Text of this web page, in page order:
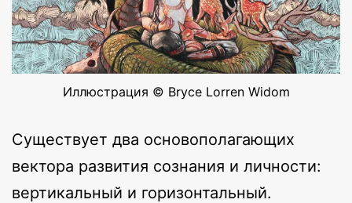
Иллюстрация © Bryce Lorren Widom
Существует два основополагающих
вектора развития сознания и личности:
вертикальный и горизонтальный.